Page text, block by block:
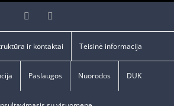
Facebook
ir kontaktai Teisinė informacija
Paslaugos Nuorodos DUK